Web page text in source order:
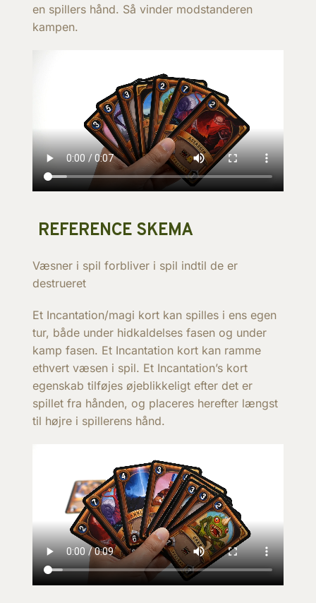
en spillers hånd. Så vinder modstanderen
kampen.
REFERENCE SKEMA
Væsner i spil forbliver i spil indtil de er
destrueret
Et Incantation/magi kort kan spilles i ens egen
tur, både under hidkaldelses fasen og under
kamp fasen. Et Incantation kort kan ramme
ethvert væsen i spil. Et Incantation’s kort
egenskab tilføjes øjeblikkeligt efter det er
spillet fra hånden, og placeres herefter længst
til højre i spillerens hånd.